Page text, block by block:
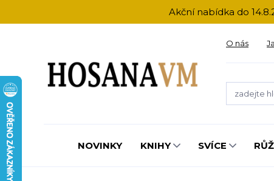
Akční nabídka do
O nás
NOVINKY KNIHY SVÍCE